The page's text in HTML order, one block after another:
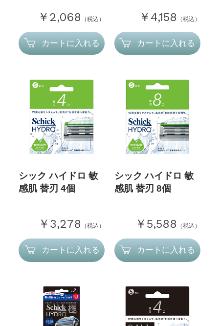
￥2,068 （税込）
カートに入れる
￥4,158 （税込）
カートに入れる
シック ハイドロ 敏
感肌 替刃 4個
￥3,278 （税込）
カートに入れる
シック ハイドロ 敏
感肌 替刃 8個
￥5,588 （税込）
カートに入れる